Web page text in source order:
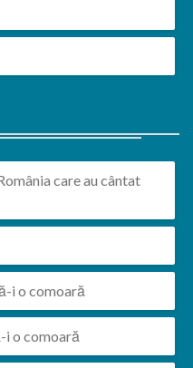
care au cântat
i o comoară
i o comoară